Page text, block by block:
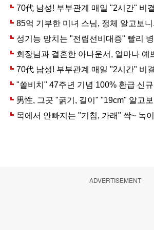
ADVERTISEMENT